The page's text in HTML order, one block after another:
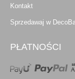
Kontakt
Sprzedawaj w
PŁATNOŚCI